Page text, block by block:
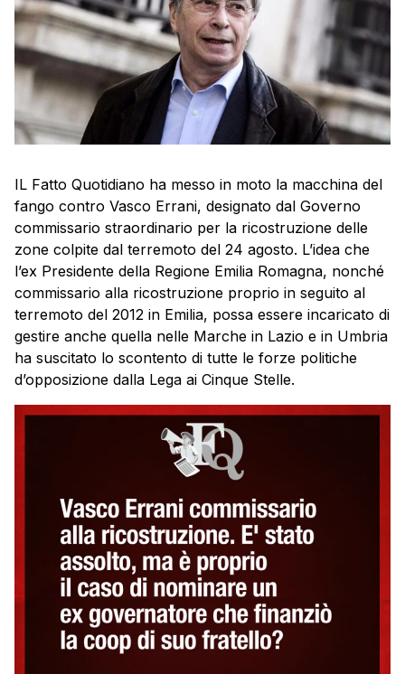
IL Fatto Quotidiano ha messo in moto la macchina del
fango contro Vasco Errani, designato dal Governo
commissario straordinario per la ricostruzione delle
zone colpite dal terremoto del 24 agosto. L’idea che
l’ex Presidente della Regione Emilia Romagna, nonché
commissario alla ricostruzione proprio in seguito al
terremoto del 2012 in Emilia, possa essere incaricato di
gestire anche quella nelle Marche in Lazio e in Umbria
ha suscitato lo scontento di tutte le forze politiche
d’opposizione dalla Lega ai Cinque Stelle.